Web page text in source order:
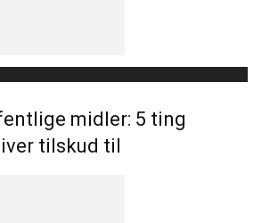
midler: 5 ting
tilskud til